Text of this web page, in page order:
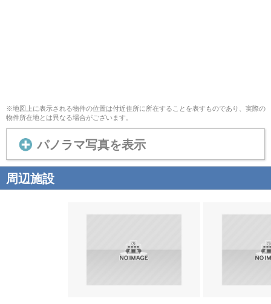
※地図上に表示される物件の位置は付近住所に所在することを表すものであり、実際の
物件所在地とは異なる場合がございます。
パノラマ写真を表示
周辺施設